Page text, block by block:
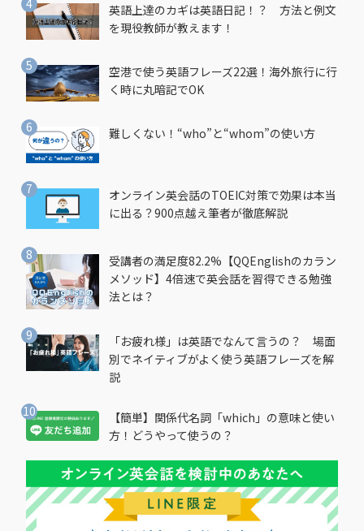
英語上達のカギは英語日記！？ 方法と例文
を現役教師が教えます！
空港で使う英語フレーズ22選！海外旅行に行
く時に丸暗記でOK
難しくない！“who”と“whom”の使い方
オンライン英会話のTOEIC対策で効果は本当
に出る？900点越え筆者が徹底解説
受講者の満足度82.2%【QQEnglishのカラン
メソッド】4倍速で英会話を習得できる勉強
法とは？
「お疲れ様」は英語でなんて言うの？ 場面
別でネイティブがよく使う英語フレーズを解
説
【簡単】関係代名詞「which」の意味と使い
方！どうやって使うの？